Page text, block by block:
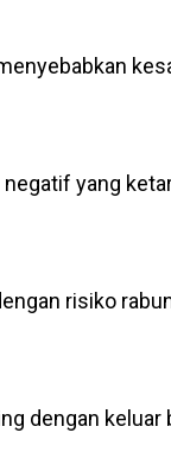
negatif yang
risiko
dengan keluar